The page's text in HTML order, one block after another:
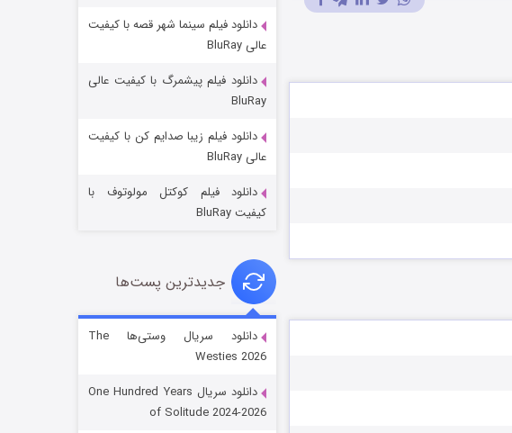
جادوگری در مغولستان
قسمت۶ (زیرنویس)
دانلود فیلم سینما شهر قصه با کیفیت
عالی BluRay
دانلود فیلم پیشمرگ با کیفیت عالی
BluRay
دانلود فیلم زیبا صدایم کن با کیفیت
عالی BluRay
دانلود فیلم کوکتل مولوتوف با
کیفیت BluRay
جدیدترین پست‌ها
دانلود سریال وستی‌ها The
Westies 2026
دانلود سریال One Hundred Years
of Solitude 2024-2026